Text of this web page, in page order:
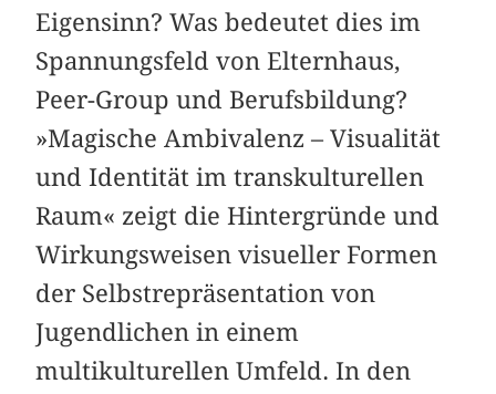
Eigensinn? Was bedeutet dies im
Spannungsfeld von Elternhaus,
Peer-Group und Berufsbildung?
»Magische Ambivalenz – Visualität
und Identität im transkulturellen
Raum« zeigt die Hintergründe und
Wirkungsweisen visueller Formen
der Selbstrepräsentation von
Jugendlichen in einem
multikulturellen Umfeld. In den